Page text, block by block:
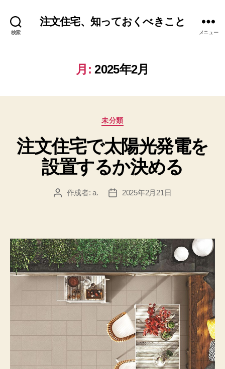
検索
注文住宅、知っておくべきこと
メニュー
月: 2025年2月
カ
ゴ
リ
ー
未分類
注文住宅で太陽光発電を
設置するか決める
投 作成者:a.
投
2025年2月21日